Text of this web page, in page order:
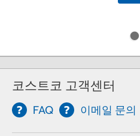
코스트코 고객센터
FAQ 이메일 문의